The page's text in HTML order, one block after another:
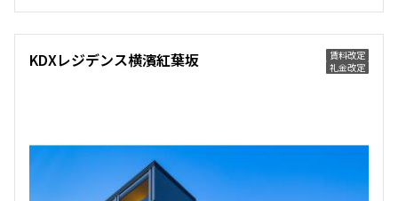
賃料改定
礼金改定
KDXレジデンス横濱紅葉坂